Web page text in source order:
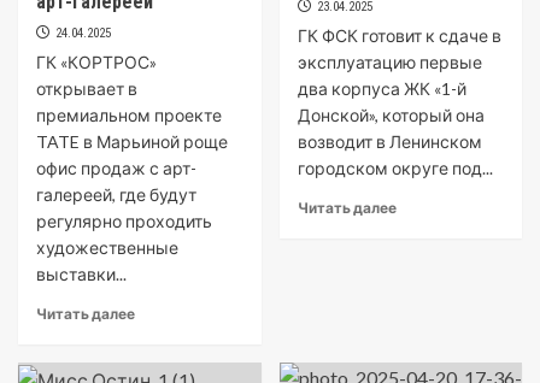
24.04.2025
ГК «КОРТРОС»
открывает в
премиальном проекте
TATE в Марьиной роще
офис продаж с арт-
галереей, где будут
регулярно проходить
художественные
выставки...
Читать далее
23.04.2025
ГК ФСК готовит к сдаче в
эксплуатацию первые
два корпуса ЖК «1-й
Донской», который она
возводит в Ленинском
городском округе под...
Читать далее